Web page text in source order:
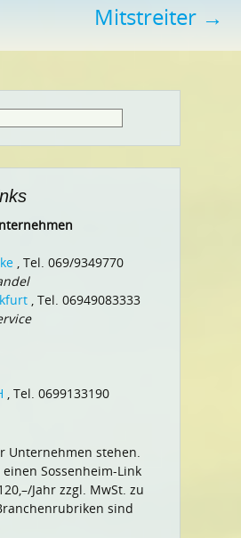
Mitstreiter →
, Tel. 069/9349770
, Tel. 06949083333
, Tel. 0699133190
Unternehmen stehen.
einen Sossenheim-Link
Jahr zzgl. MwSt. zu
sind